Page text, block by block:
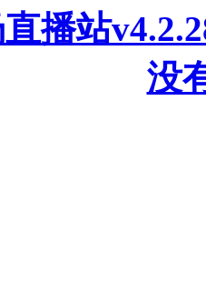
播站
没